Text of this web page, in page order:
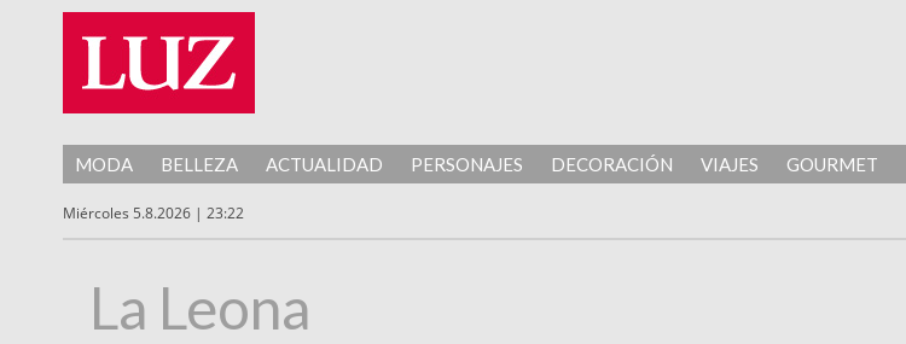
MODA BELLEZA ACTUALIDAD PERSONAJES DECORACIÓN VIAJES GOURMET
Miércoles 5.8.2026 | 23:22
La Leona